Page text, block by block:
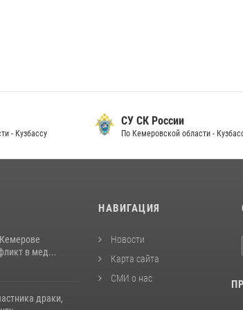
- Кузбассу
СУ СК России
По Кемеровской области -
в мед...
драки,
НАВИГАЦИЯ
Новости
Карта сайта
СМИ о нас